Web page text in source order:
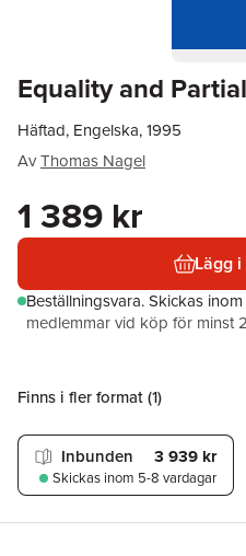
Equality and
Häftad, Engelska, 1995
AvThomas Nagel
1 389 kr
Lägg
Beställningsvara.Skickas
medlemmar vid köp för minst
Finns i fler format (1)
Inbunden 3 939 kr
Skickas inom 5-8 vardagar